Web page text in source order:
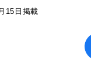
15日掲載